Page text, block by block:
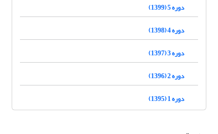
دوره 5 (1399)
دوره 4 (1398)
دوره 3 (1397)
دوره 2 (1396)
دوره 1 (1395)